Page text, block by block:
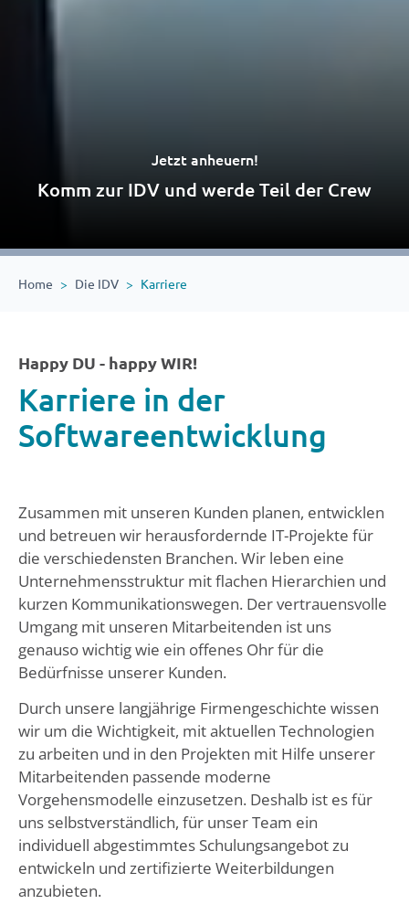
Jetzt anheuern!
Komm zur IDV und werde Teil der Crew
Home Die IDV Karriere
Happy DU - happy WIR!
Karriere in der
Softwareentwicklung
Zusammen mit unseren Kunden planen, entwicklen
und betreuen wir herausfordernde IT-Projekte für
die verschiedensten Branchen. Wir leben eine
Unternehmensstruktur mit flachen Hierarchien und
kurzen Kommunikationswegen. Der vertrauensvolle
Umgang mit unseren Mitarbeitenden ist uns
genauso wichtig wie ein offenes Ohr für die
Bedürfnisse unserer Kunden.
Durch unsere langjährige Firmengeschichte wissen
wir um die Wichtigkeit, mit aktuellen Technologien
zu arbeiten und in den Projekten mit Hilfe unserer
Mitarbeitenden passende moderne
Vorgehensmodelle einzusetzen. Deshalb ist es für
uns selbstverständlich, für unser Team ein
individuell abgestimmtes Schulungsangebot zu
entwickeln und zertifizierte Weiterbildungen
anzubieten.